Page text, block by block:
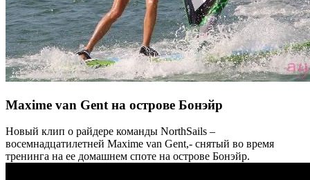
Maxime van Gent на острове Бонэйр
Новый клип о райдере команды NorthSails –
восемнадцатилетней Maxime van Gent,- снятый во время
тренинга на ее домашнем споте на острове Бонэйр.